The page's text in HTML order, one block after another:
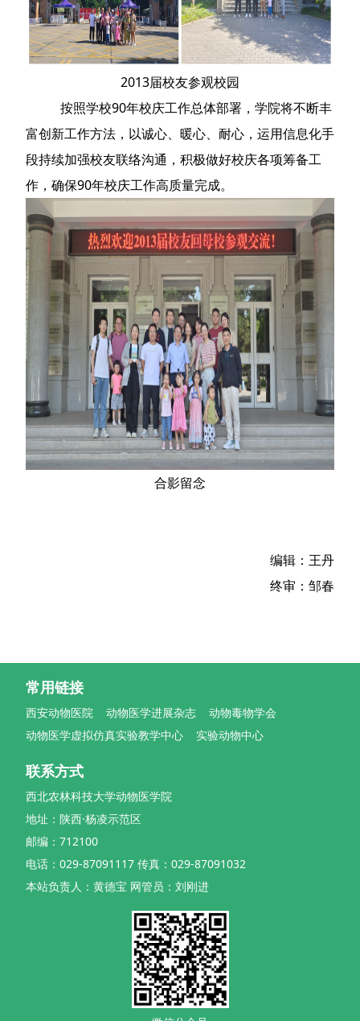
2013届校友参观校园
按照学校90年校庆工作总体部署，学院将不断丰
富创新工作方法，以诚心、暖心、耐心，运用信息化手
段持续加强校友联络沟通，积极做好校庆各项筹备工
作，确保90年校庆工作高质量完成。
合影留念
编辑：王丹
终审：邹春
常用链接
西安动物医院 动物医学进展杂志
动物毒物学会
动物医学虚拟仿真实验教学中心
实验动物中心
联系方式
西北农林科技大学动物医学院
地址：陕西·杨凌示范区
邮编：712100
电话：029-87091117 传真：029-87091032
本站负责人：黄德宝 网管员：刘刚进